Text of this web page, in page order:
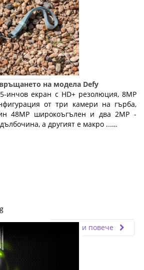
на модела Defy
инчов екран с HD+ резолюция, 8MP
от три камери на гърба,
48MP широкоъгълен и два 2MP -
а другият е макро ...…
Прочети повече